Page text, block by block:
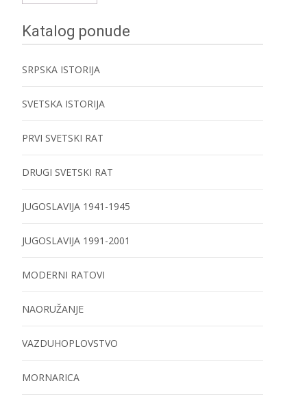
Katalog ponude
SRPSKA ISTORIJA
SVETSKA ISTORIJA
PRVI SVETSKI RAT
DRUGI SVETSKI RAT
JUGOSLAVIJA 1941-1945
JUGOSLAVIJA 1991-2001
MODERNI RATOVI
NAORUŽANJE
VAZDUHOPLOVSTVO
MORNARICA